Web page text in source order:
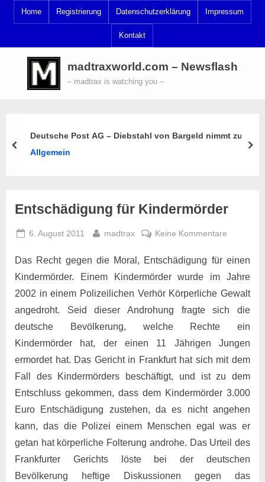
Home Registrierung Datenschutzerklärung Impressum
Kontakt
madtraxworld.com – Newsflash
– madtrax is watching you –
Deutsche Post AG – Diebstahl von Bargeld nimmt zu
Allgemein
prev
Entschädigung für Kindermörder
Posted
6. August 2011 By
madtrax Keine Kommentarezu
für
Das Recht gegen die Moral, Entschädigung für einen
Kindermörder. Einem Kindermörder wurde im Jahre
2002 in einem Polizeilichen Verhör Körperliche Gewalt
angedroht. Seid dieser Androhung fragte sich die
deutsche Bevölkerung, welche Rechte ein
Kindermörder hat, der einen 11 Jährigen Jungen
ermordet hat. Das Gericht in Frankfurt hat sich mit dem
Fall des Kindermörders beschäftigt, und ist zu dem
Entschluss gekommen, dass dem Kindermörder 3.000
Euro Entschädigung zustehen, da es nicht angehen
kann, das die Polizei einem Menschen egal was er
getan hat körperliche Folterung androhe. Das Urteil des
Frankfurter Gerichts löste bei der deutschen
Bevölkerung heftige Diskussionen gegen das